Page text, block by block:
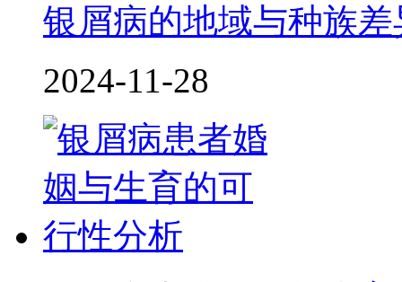
银屑病的地域与种族
2024-11-28